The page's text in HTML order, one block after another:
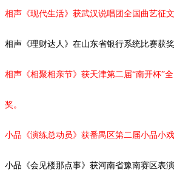
相声《现代生活》获武汉说唱团全国曲艺征文
相声《理财达人》在山东省银行系统比赛获奖
相声《相聚相亲节》获天津第二届“南开杯”
奖。
小品《演练总动员》获番禺区第二届小品小戏
小品《会见楼那点事》获河南省豫南赛区表